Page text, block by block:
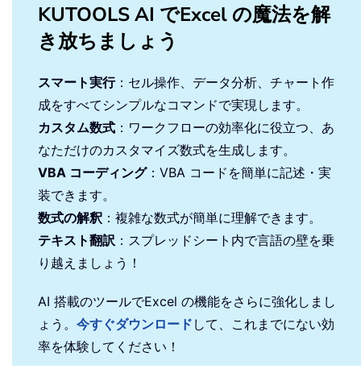
KUTOOLS AI でExcel の魔法を解
き放ちましょう
スマート実行：セル操作、データ分析、チャート作
成をすべてシンプルなコマンドで実現します。
カスタム数式 ：ワークフローの効率化に役立つ、あ
なただけのカスタマイズ数式を生成します。
VBA コーディング：VBA コードを簡単に記述・実
装できます。
数式の解釈 ：複雑な数式が簡単に理解できます。
テキスト翻訳 ：スプレッドシート内で言語の壁を乗
り越えましょう！
AI 搭載のツールでExcel の機能をさらに強化しまし
ょう。 今すぐダウンロード して、これまでにない効
率を体験してください！